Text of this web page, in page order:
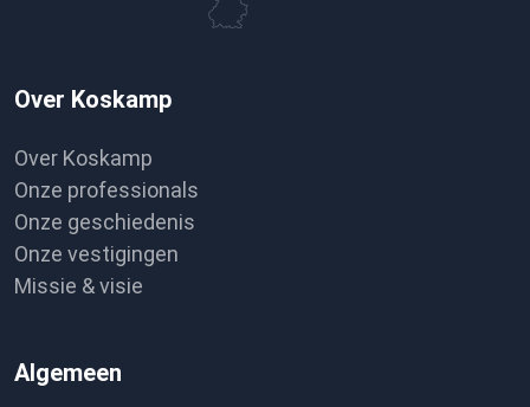
Over Koskamp
Over Koskamp
Onze professionals
Onze geschiedenis
Onze vestigingen
Missie & visie
Algemeen